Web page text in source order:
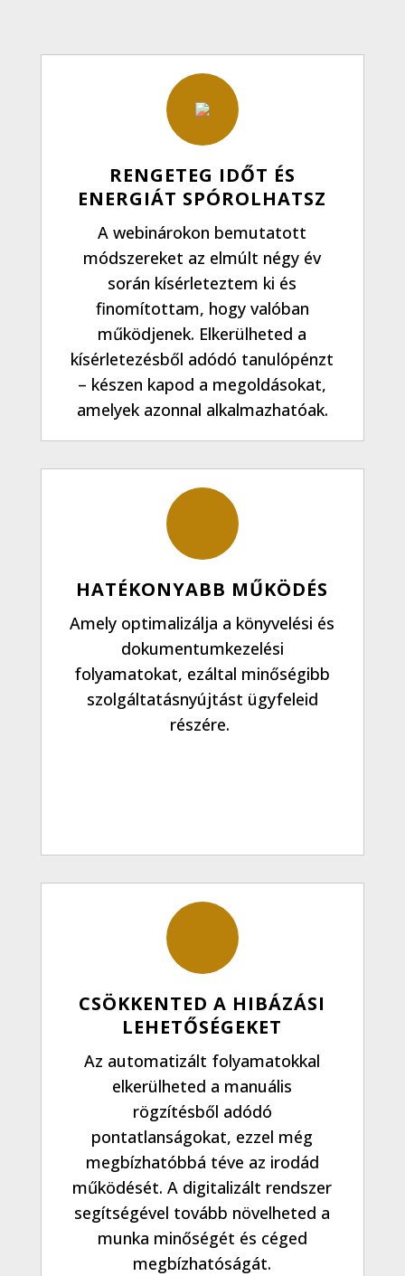
RENGETEG IDŐT ÉS
ENERGIÁT SPÓROLHATSZ
A webinárokon bemutatott
módszereket az elmúlt négy év
során kísérleteztem ki és
finomítottam, hogy valóban
működjenek. Elkerülheted a
kísérletezésből adódó tanulópénzt
– készen kapod a megoldásokat,
amelyek azonnal alkalmazhatóak.
HATÉKONYABB MŰKÖDÉS
Amely optimalizálja a könyvelési és
dokumentumkezelési
folyamatokat, ezáltal minőségibb
szolgáltatásnyújtást ügyfeleid
részére.
CSÖKKENTED A HIBÁZÁSI
LEHETŐSÉGEKET
Az automatizált folyamatokkal
elkerülheted a manuális
rögzítésből adódó
pontatlanságokat, ezzel még
megbízhatóbbá téve az irodád
működését. A digitalizált rendszer
segítségével tovább növelheted a
munka minőségét és céged
megbízhatóságát.